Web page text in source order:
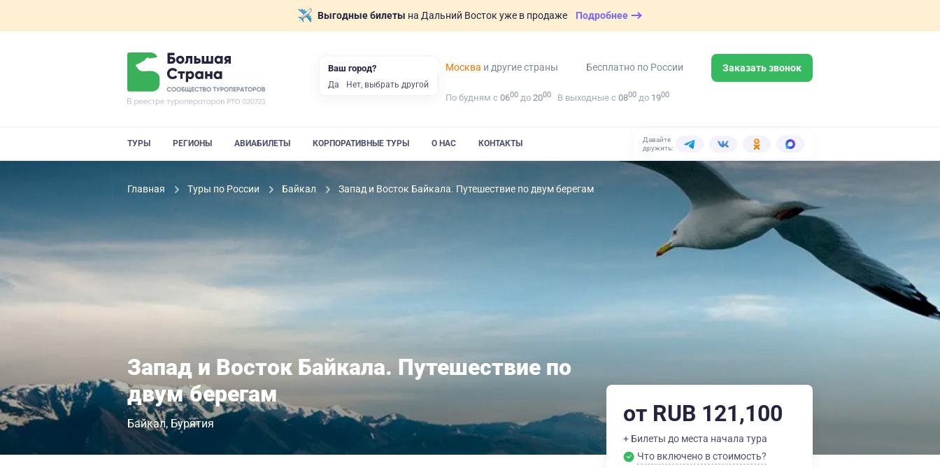
Выгодные билеты на Дальний Восток уже в продаже Подробнее
Москва и другие страны Бесплатно по России Заказать звонок
По будням с 0600 до 2000 В выходные с 0800 до 1900
ТУРЫ РЕГИОНЫ АВИАБИЛЕТЫ КОРПОРАТИВНЫЕ ТУРЫ О НАС КОНТАКТЫ
Давайте
дружить:
Главная Туры по России Байкал Запад и Восток Байкала. Путешествие по двум берегам
Запад и Восток Байкала. Путешествие по
двум берегам
Байкал Бурятия от RUB 121,100
+ Билеты до места начала тура
Что включено в стоимость?
Ваш город?
Да Нет, выбрать другой